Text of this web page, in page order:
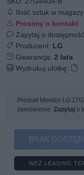
Ilość sztuk w
Prosimy o kontakt
Zapytaj o dostępność
Producent: LG
Gwarancja:2 lata
Wydrukuj ulotkę:
Produkt Monitor LG
zamówienie.Zapytaj o
BRAK
WEŹ LEASING